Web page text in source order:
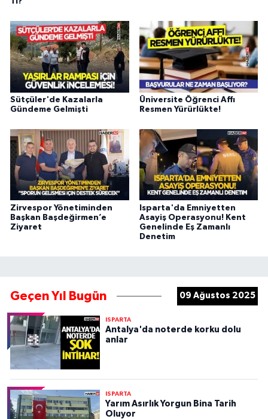
Sütçüler'de Kazalarla
Gündeme Gelmişti
Üniversite Öğrenci Affı
Resmen Yürürlükte!
Zirvespor Yönetiminden
Başkan Başdeğirmen’e
Ziyaret
Isparta'da Emniyetten
Asayiş Operasyonu! Kent
Genelinde Eş Zamanlı
Denetim
Geçen Yıl Bugün 09 Ağustos 2025
ISPARTA
Antalya'da noterde korku dolu
anlar
ISPARTA
Yarım Asırlık Yorgun Bina Tarih
Oluyor